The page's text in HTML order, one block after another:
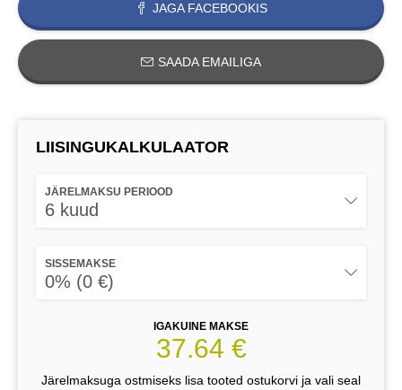
JAGA FACEBOOKIS
SAADA EMAILIGA
LIISINGUKALKULAATOR
JÄRELMAKSU PERIOOD
6 kuud
SISSEMAKSE
0% (0 €)
IGAKUINE MAKSE
37.64 €
Järelmaksuga ostmiseks lisa tooted ostukorvi ja vali seal